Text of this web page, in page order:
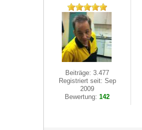
Beiträge: 3.477
Registriert seit: Sep
2009
Bewertung:142